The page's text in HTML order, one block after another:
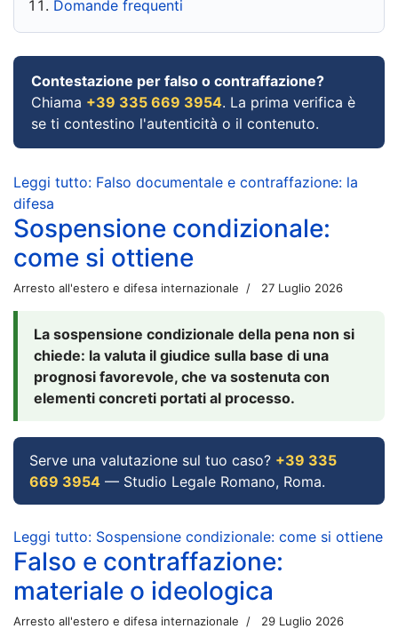
Domande frequenti
Contestazione per falso o contraffazione?
Chiama +39 335 669 3954. La prima verifica è
se ti contestino l'autenticità o il contenuto.
Leggi tutto: Falso documentale e contraffazione: la
difesa
Sospensione condizionale:
come si ottiene
Arresto all'estero e difesa internazionale 27 Luglio 2026
La sospensione condizionale della pena non si
chiede: la valuta il giudice sulla base di una
prognosi favorevole, che va sostenuta con
elementi concreti portati al processo.
Serve una valutazione sul tuo caso? +39 335
669 3954 — Studio Legale Romano, Roma.
Leggi tutto: Sospensione condizionale: come si ottiene
Falso e contraffazione:
materiale o ideologica
Arresto all'estero e difesa internazionale 29 Luglio 2026